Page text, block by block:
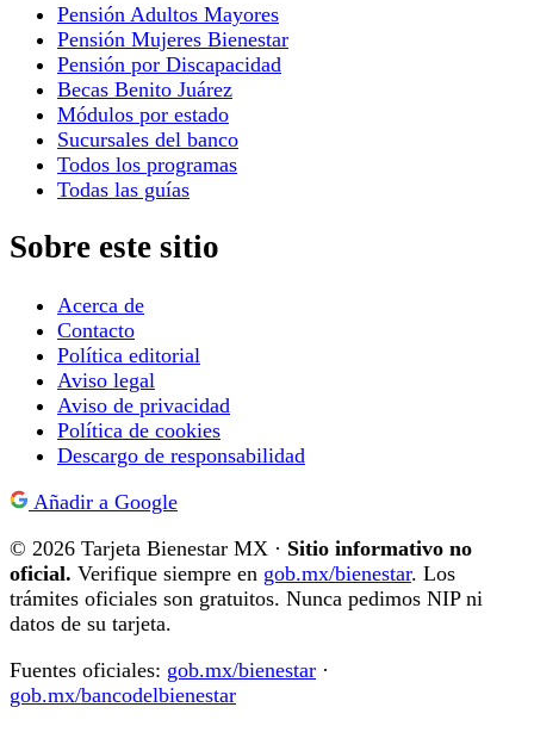
Pensión Adultos Mayores
Pensión Mujeres Bienestar
Pensión por Discapacidad
Becas Benito Juárez
Módulos por estado
Sucursales del banco
Todos los programas
Todas las guías
Sobre este sitio
Acerca de
Contacto
Política editorial
Aviso legal
Aviso de privacidad
Política de cookies
Descargo de responsabilidad
Añadir a Google
© 2026 Tarjeta Bienestar MX · Sitio informativo no
oficial. Verifique siempre en gob.mx/bienestar. Los
trámites oficiales son gratuitos. Nunca pedimos NIP ni
datos de su tarjeta.
Fuentes oficiales: gob.mx/bienestar ·
gob.mx/bancodelbienestar